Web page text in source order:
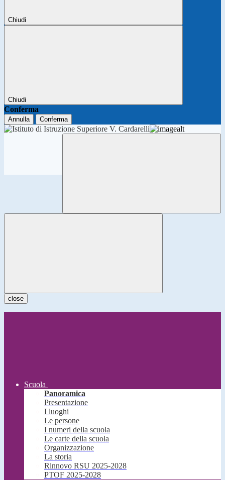
Chiudi
Chiudi
Conferma
Annulla Conferma
close
Scuola
Panoramica
Presentazione
I luoghi
Le persone
I numeri della scuola
Le carte della scuola
Organizzazione
La storia
Rinnovo RSU 2025-2028
PTOF 2025-2028